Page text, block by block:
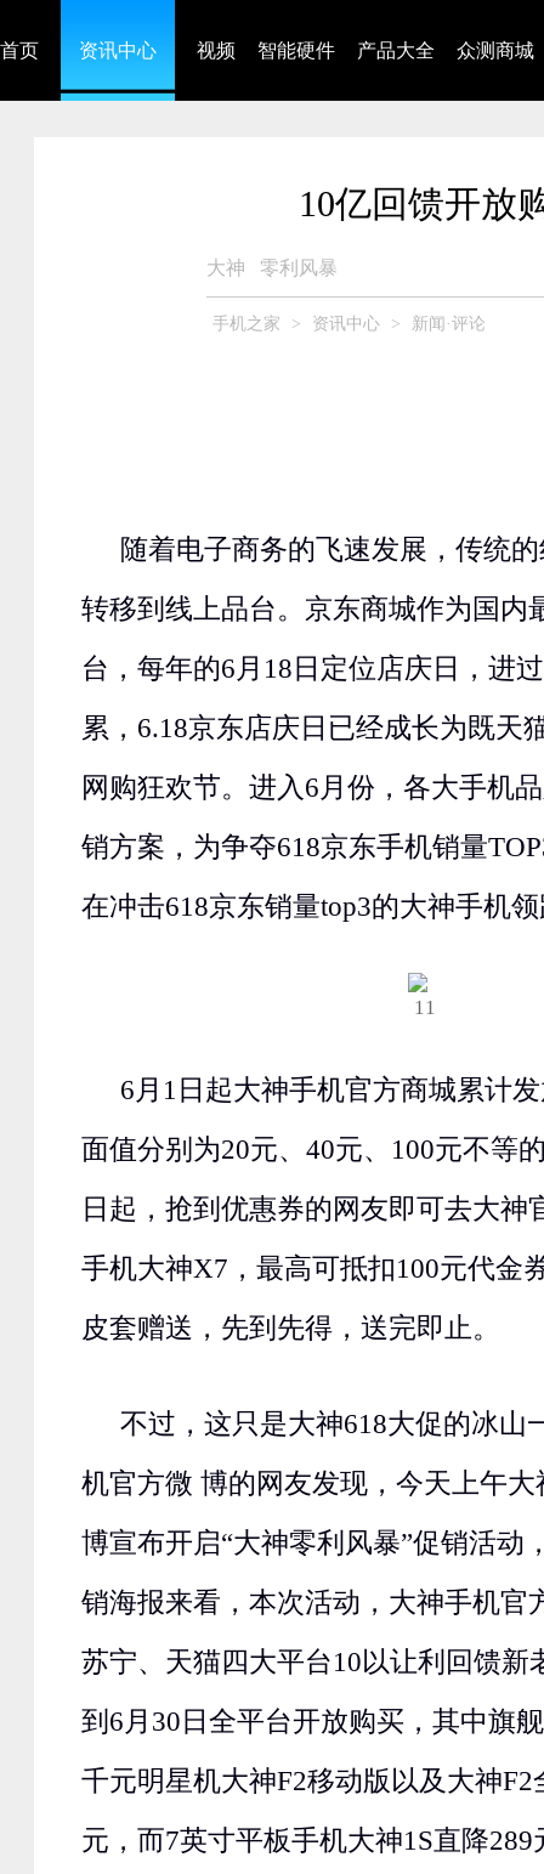
首页 资讯中心 视频 智能硬件 产品大全 众测商城
10亿回馈开放
大神 零利风暴
手机之家 > 资讯中心 > 新闻·评论
随着电子商务的飞速发展，传统
转移到线上品台。京东商城作为国内
台，每年的6月18日定位店庆日，进
累，6.18京东店庆日已经成长为既天
网购狂欢节。进入6月份，各大手机
销方案，为争夺618京东手机销量
在冲击618京东销量top3的大神手机
6月1日起大神手机官方商城累计
面值分别为20元、40元、100元不等
日起，抢到优惠券的网友即可去大神
手机大神X7，最高可抵扣100元代金
皮套赠送，先到先得，送完即止。
不过，这只是大神618大促的冰山
机官方微 博的网友发现，今天上午
博宣布开启“大神零利风暴”促销活动
销海报来看，本次活动，大神手机官
苏宁、天猫四大平台10以让利回馈新
到6月30日全平台开放购买，其中旗
千元明星机大神F2移动版以及大神F2
元，而7英寸平板手机大神1S直降